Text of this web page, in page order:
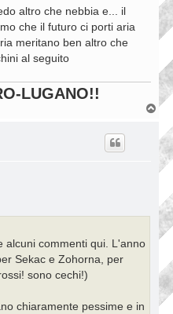
altro che nebbia e... il
che il futuro ci porti aria
meritano ben altro che
al seguito
LUGANO!!
T
alcuni commenti qui. L'anno
Sekac e Zohorna, per
sono cechi!)
chiaramente pessime e in